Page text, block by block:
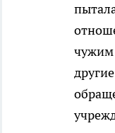
чужим